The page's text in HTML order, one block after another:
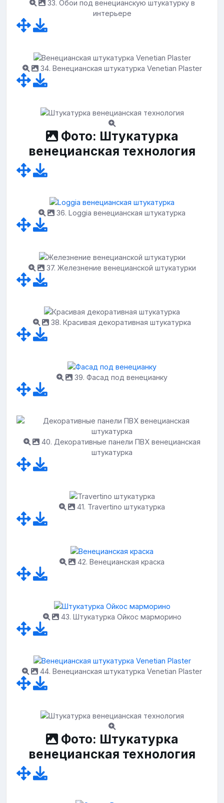
33. Обои под венецианскую штукатурку в
интерьере
34. Венецианская штукатурка Venetian Plaster
Фото: Штукатурка
венецианская технология
36. Loggia венецианская штукатурка
37. Железнение венецианской штукатурки
38. Красивая декоративная штукатурка
39. Фасад под венецианку
40. Декоративные панели ПВХ венецианская
штукатурка
41. Travertino штукатурка
42. Венецианская краска
43. Штукатурка Ойкос марморино
44. Венецианская штукатурка Venetian Plaster
Фото: Штукатурка
венецианская технология